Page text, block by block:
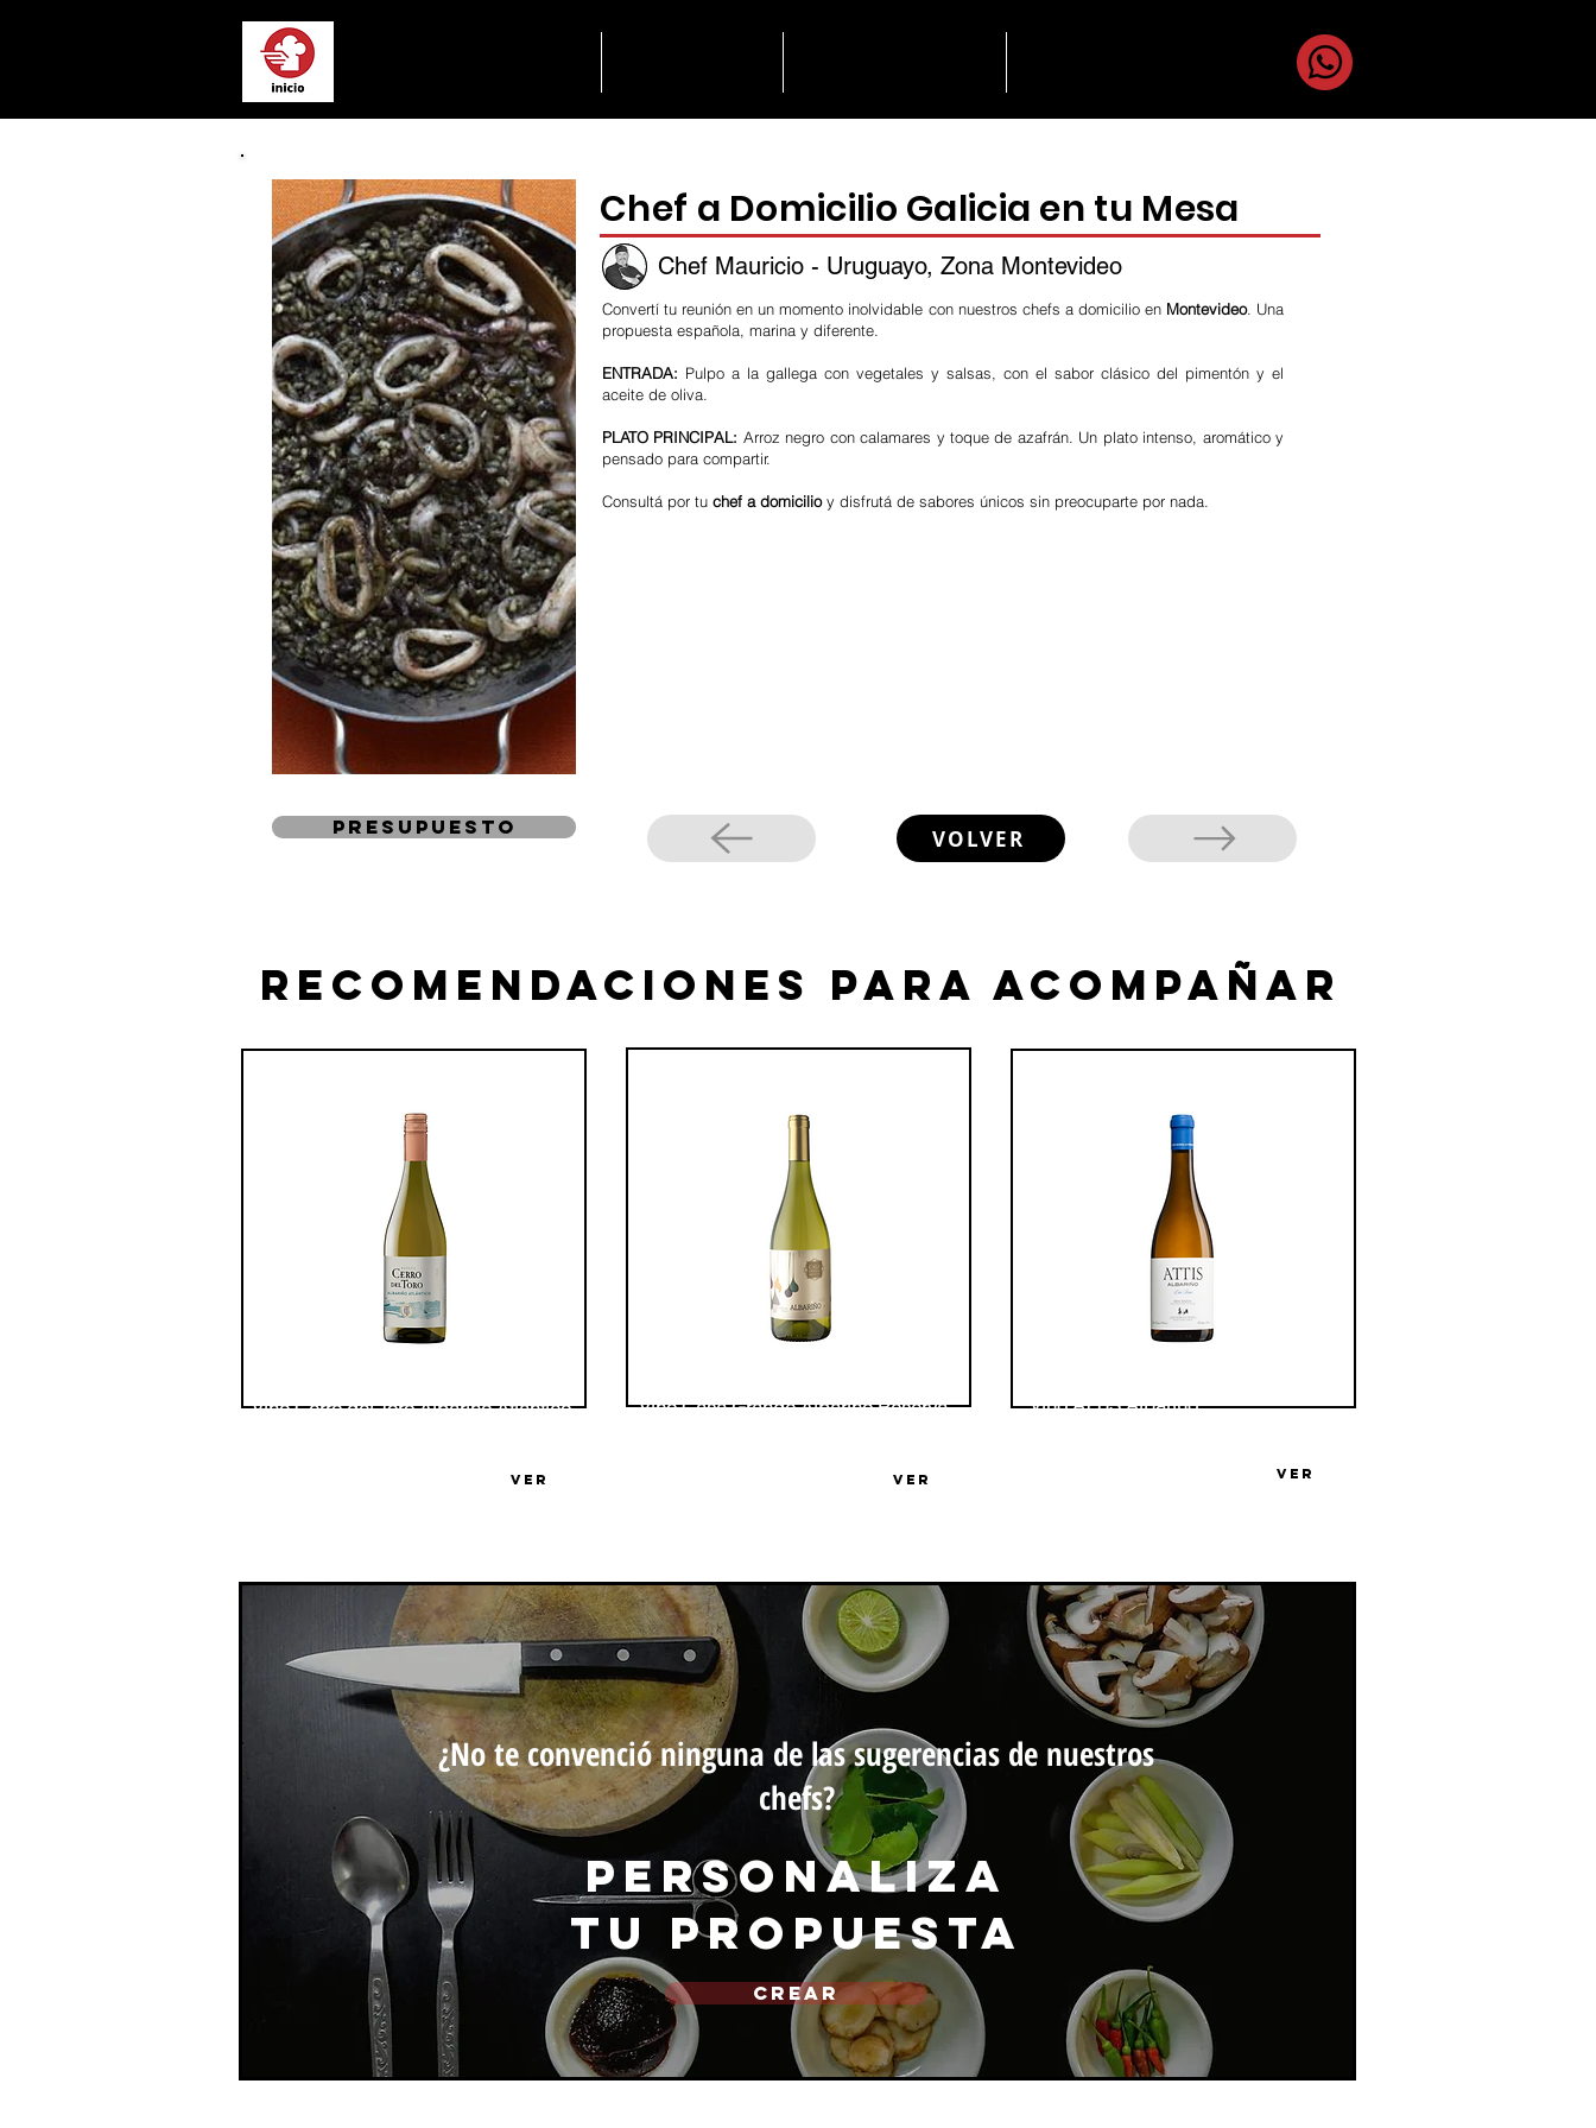
Chef a Domicilio Galicia en tu Mesa
Chef Mauricio - Uruguayo, Zona Montevideo
Convertí tu reunión en un momento inolvidable con nuestros chefs a domicilio en Montevideo. Una
propuesta española, marina y diferente.
ENTRADA: Pulpo a la gallega con vegetales y salsas, con el sabor clásico del pimentón y el
aceite de oliva.
PLATO PRINCIPAL: Arroz negro con calamares y toque de azafrán. Un plato intenso, aromático y
pensado para compartir.
Consultá por tu chef a domicilioy disfrutá de sabores únicos sin preocuparte por nada.
presupuesto VOLVER
recomendaciones para acompañar
Vino Cerro del Toro Albariño Atlantico
VER
Vino Casa Grande Albariño Reserva
VER
Vino ATTIS Albariño
VER
CREAR
¿No te convenció ninguna de las sugerencias de nuestros
chefs?
personaliza
tu propuesta